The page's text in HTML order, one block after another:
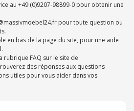
au +49 (0)9207-98899-0 pour obtenir une
pour toute question ou
en bas de la page du site, pour une aide
rubrique FAQ sur le site de
des réponses aux questions
utiles pour vous aider dans vos